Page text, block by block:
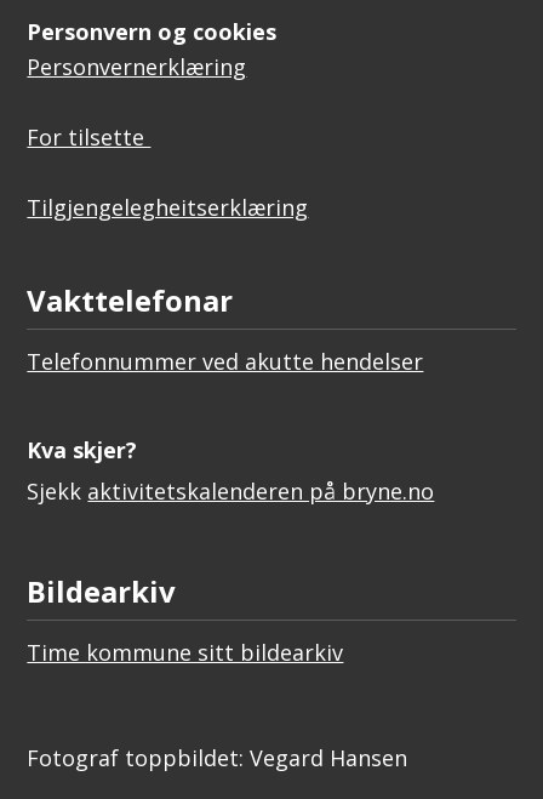
Personvern og cookies
Personvernerklæring
For tilsette
Tilgjengelegheitserklæring
Vakttelefonar
Telefonnummer ved akutte hendelser
Kva skjer?
Sjekk aktivitetskalenderen på bryne.no
Bildearkiv
Time kommune sitt bildearkiv
Fotograf toppbildet: Vegard Hansen